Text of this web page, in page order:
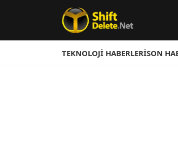
TEKNOLOJI HABERLERISON